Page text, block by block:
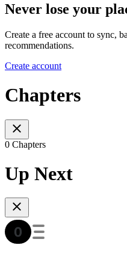
Never lose your
Create a free account to sync,
recommendations.
Create account
Chapters
0 Chapters
Up Next